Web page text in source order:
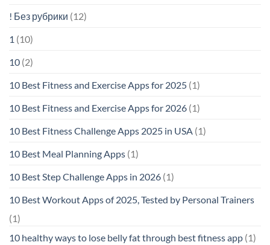
! Без рубрики (12)
1 (10)
10 (2)
10 Best Fitness and Exercise Apps for 2025 (1)
10 Best Fitness and Exercise Apps for 2026 (1)
10 Best Fitness Challenge Apps 2025 in USA (1)
10 Best Meal Planning Apps (1)
10 Best Step Challenge Apps in 2026 (1)
10 Best Workout Apps of 2025, Tested by Personal Trainers
(1)
10 healthy ways to lose belly fat through best fitness app (1)